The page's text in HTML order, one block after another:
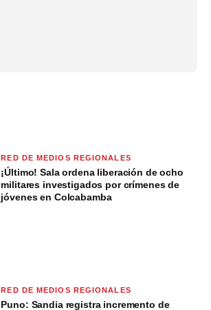
RED DE MEDIOS REGIONALES
¡Último! Sala ordena liberación de ocho
militares investigados por crímenes de
jóvenes en Colcabamba
RED DE MEDIOS REGIONALES
Puno: Sandia registra incremento de